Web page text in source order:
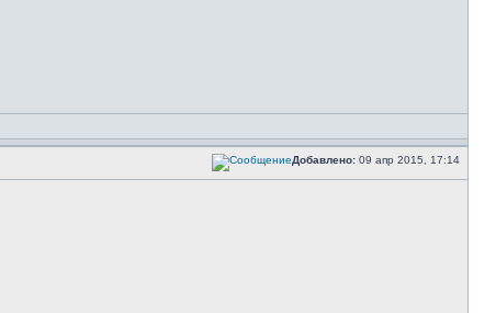
Добавлено: 09 апр 2015, 17:14